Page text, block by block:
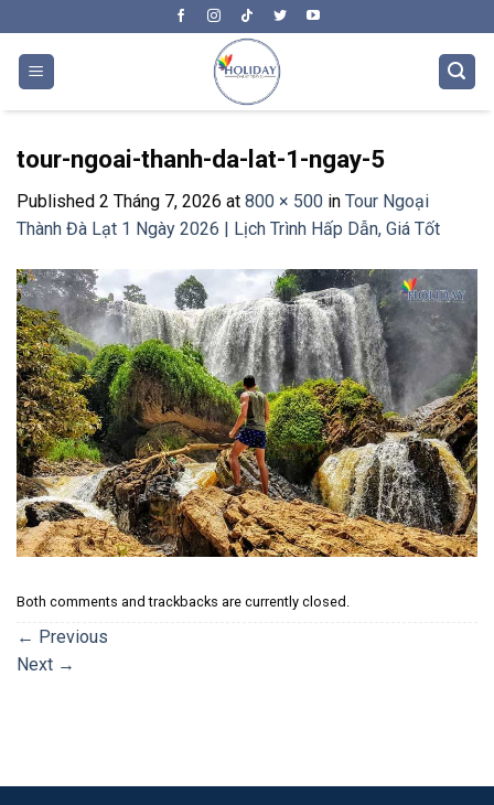
to
content
tour-ngoai-thanh-da-lat-1-ngay-5
Published 2 Tháng 7, 2026 at 800 × 500 in Tour Ngoại
Thành Đà Lạt 1 Ngày 2026 | Lịch Trình Hấp Dẫn, Giá Tốt
Both comments and trackbacks are currently closed.
← Previous
Next →